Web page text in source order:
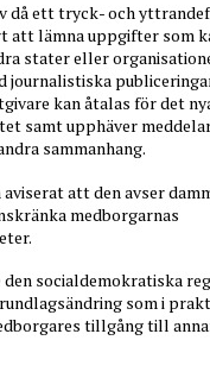
då ett tryck- och
lämna uppgifter som
stater eller
journalistiska
kan åtalas för det
samt upphäver
sammanhang.
att den avser
medborgarnas
den socialdemokratiska
som i
tillgång till